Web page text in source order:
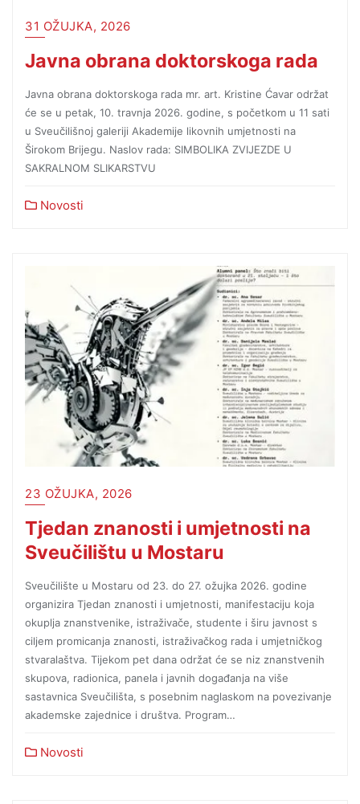
31 OŽUJKA, 2026
Javna obrana doktorskoga rada
Javna obrana doktorskoga rada mr. art. Kristine Ćavar održat
će se u petak, 10. travnja 2026. godine, s početkom u 11 sati
u Sveučilišnoj galeriji Akademije likovnih umjetnosti na
Širokom Brijegu. Naslov rada: SIMBOLIKA ZVIJEZDE U
SAKRALNOM SLIKARSTVU
Novosti
23 OŽUJKA, 2026
Tjedan znanosti i umjetnosti na
Sveučilištu u Mostaru
Sveučilište u Mostaru od 23. do 27. ožujka 2026. godine
organizira Tjedan znanosti i umjetnosti, manifestaciju koja
okuplja znanstvenike, istraživače, studente i širu javnost s
ciljem promicanja znanosti, istraživačkog rada i umjetničkog
stvaralaštva. Tijekom pet dana održat će se niz znanstvenih
skupova, radionica, panela i javnih događanja na više
sastavnica Sveučilišta, s posebnim naglaskom na povezivanje
akademske zajednice i društva. Program…
Novosti